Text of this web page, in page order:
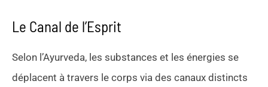
Le Canal de l’Esprit
Selon l’Ayurveda, les substances et les énergies se
déplacent à travers le corps via des canaux distincts